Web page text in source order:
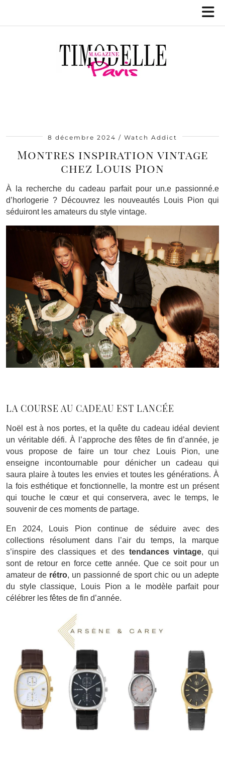
8 décembre 2024 Watch Addict
Montres inspiration vintage
chez Louis Pion
À la recherche du cadeau parfait pour un.e passionné.e
d’horlogerie ? Découvrez les nouveautés Louis Pion qui
séduiront les amateurs du style vintage.
LA COURSE AU CADEAU EST LANCÉE
Noël est à nos portes, et la quête du cadeau idéal devient
un véritable défi. À l’approche des fêtes de fin d’année, je
vous propose de faire un tour chez Louis Pion, une
enseigne incontournable pour dénicher un cadeau qui
saura plaire à toutes les envies et toutes les générations. À
la fois esthétique et fonctionnelle, la montre est un présent
qui touche le cœur et qui conservera, avec le temps, le
souvenir de ces moments de partage.
En 2024, Louis Pion continue de séduire avec des
collections résolument dans l’air du temps, la marque
s’inspire des classiques et des tendances vintage, qui
sont de retour en force cette année. Que ce soit pour un
amateur de rétro, un passionné de sport chic ou un adepte
du style classique, Louis Pion a le modèle parfait pour
célébrer les fêtes de fin d’année.